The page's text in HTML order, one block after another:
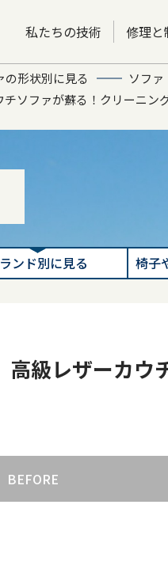
私たちの技術 修理と
の形状別に見る
ソファ
ソファが蘇る！クリーニ
ンド別に見る 椅子
級レザーカウ
BEFORE